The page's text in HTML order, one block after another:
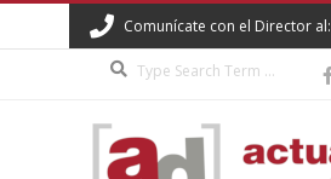
to
Comunícate con el Director